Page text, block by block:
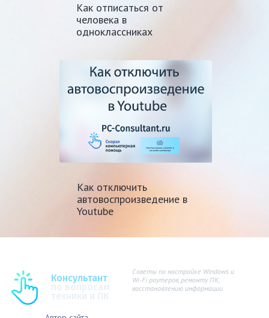
Как отписаться от
человека в
одноклассниках
Как отключить
автовоспроизведение в
Youtube
Консультант
по вопросам
Советы по настройке Windows и
Wi-Fi роутеров, ремонту ПК,
восстановлению информации